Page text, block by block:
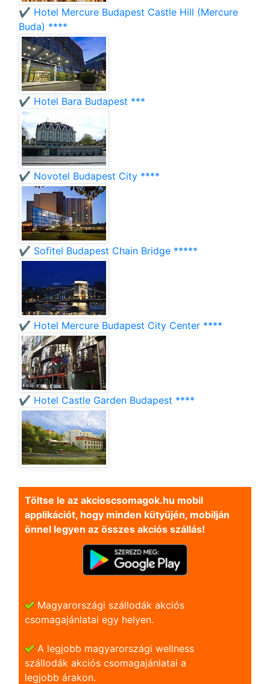
✔️ Hotel Mercure Budapest Castle Hill (Mercure
Buda) ****
✔️ Hotel Bara Budapest ***
✔️ Novotel Budapest City ****
✔️ Sofitel Budapest Chain Bridge *****
✔️ Hotel Mercure Budapest City Center ****
✔️ Hotel Castle Garden Budapest ****
Töltse le az akcioscsomagok.hu mobil
applikációt, hogy minden kütyüjén, mobilján
önnel legyen az összes akciós szállás!
Magyarországi szállodák akciós
csomagajánlatai egy helyen.
A legjobb magyarországi wellness
szállodák akciós csomagajánlatai a
legjobb árakon.